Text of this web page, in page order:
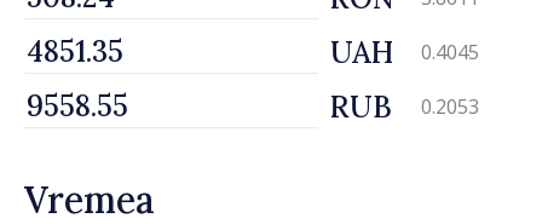
UAH 0.4045
RUB 0.2053
Vremea